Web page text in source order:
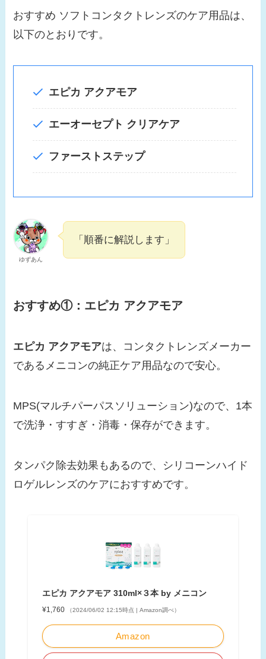
おすすめ ソフトコンタクトレンズのケア用品は、
以下のとおりです。
エピカ アクアモア
エーオーセプト クリアケア
ファーストステップ
ゆずあん
「順番に解説します」
おすすめ①：エピカ アクアモア
エピカ アクアモアは、コンタクトレンズメーカー
であるメニコンの純正ケア用品なので安心。
MPS(マルチパーパスソリューション)なので、1本
で洗浄・すすぎ・消毒・保存ができます。
タンパク除去効果もあるので、シリコーンハイド
ロゲルレンズのケアにおすすめです。
エピカ アクアモア 310ml×３本 by メニコン
¥1,760 （2024/06/02 12:15時点 | Amazon調べ）
Amazon